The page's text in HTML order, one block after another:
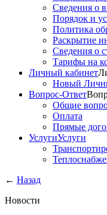
Сведения о
Порядок и
Политика
Раскрытие
Сведения о
Тарифы на
Личный кабинет
Новый
Вопрос-Ответ
Общие
Оплата
Прямые
УслугиУслуги
← Назад
Новости